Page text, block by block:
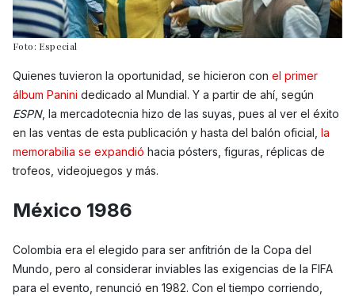
Foto: Especial
Quienes tuvieron la oportunidad, se hicieron con el primer
álbum Panini dedicado al Mundial. Y a partir de ahí, según
ESPN, la mercadotecnia hizo de las suyas, pues al ver el éxito
en las ventas de esta publicación y hasta del balón oficial, la
memorabilia se expandió hacia pósters, figuras, réplicas de
trofeos, videojuegos y más.
México 1986
Colombia era el elegido para ser anfitrión de la Copa del
Mundo, pero al considerar inviables las exigencias de la FIFA
para el evento, renunció en 1982. Con el tiempo corriendo,